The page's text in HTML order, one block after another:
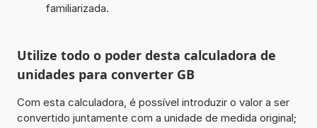
familiarizada.
Utilize todo o poder desta calculadora de
unidades para converter GB
Com esta calculadora, é possível introduzir o valor a ser
convertido juntamente com a unidade de medida original;